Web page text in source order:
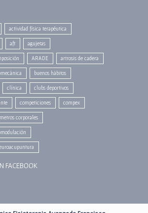
actividad física terapéutica
aft agujetas
ARADE artrosis de cadera
buenos hábitos
clínica clubs deportivos
competiciones compex
corporales
FACEBOOK